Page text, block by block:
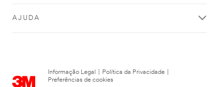
AJUDA
Informação Legal Política da Privacidade
Preferências de cookies